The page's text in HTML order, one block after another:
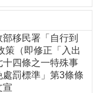
移民署「自行到
策（即修正「入出
十四條之一特殊事
罰標準」第3條條
宣